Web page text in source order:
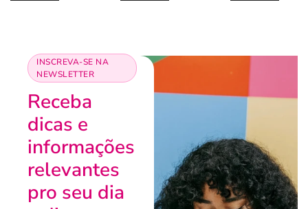
INSCREVA-SE NA
NEWSLETTER
Receba
dicas e
informações
relevantes
pro seu dia